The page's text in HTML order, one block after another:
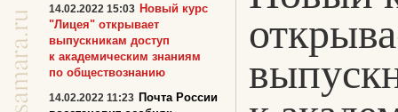
14.02.2022 15:03 Новый курс
"Лицея" открывает
выпускникам доступ
к академическим знаниям
по обществознанию
14.02.2022 11:23 Почта России